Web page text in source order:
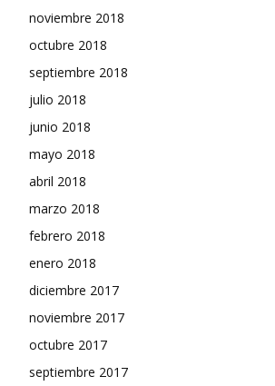
noviembre 2018
octubre 2018
septiembre 2018
julio 2018
junio 2018
mayo 2018
abril 2018
marzo 2018
febrero 2018
enero 2018
diciembre 2017
noviembre 2017
octubre 2017
septiembre 2017